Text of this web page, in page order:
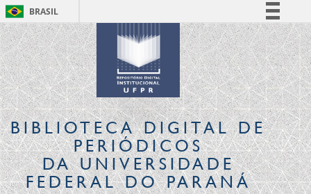
BRASIL
Simplifique!
Comunica BR
Participe
Acesso à informação
Legislação
Canais
BIBLIOTECA DIGITALDE
PERIÓDICOS
DA UNIVERSIDADE
FEDERAL DO PARANÁ